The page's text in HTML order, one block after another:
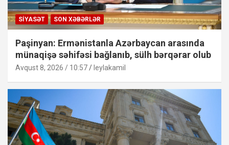
SIYASƏT SON XƏBƏRLƏR
Paşinyan: Ermənistanla Azərbaycan arasında
münaqişə səhifəsi bağlanıb, sülh bərqərar olub
Avqust 8, 2026 / 10:57 leylakamil